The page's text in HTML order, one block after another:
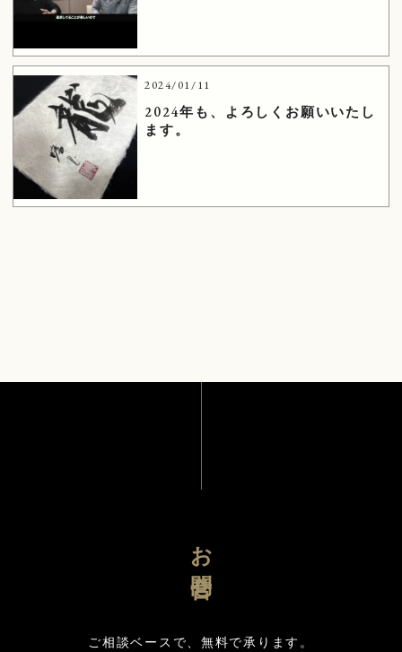
2024/01/11
2024年も、よろしくお願いいたし
ます。
お問合せ
ご相談ベースで、無料で承ります。